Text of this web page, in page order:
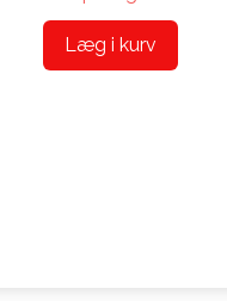
Læg i kurv